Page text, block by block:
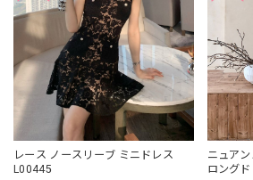
レース ノースリーブ ミニドレス
L00445
ニュア
ロング